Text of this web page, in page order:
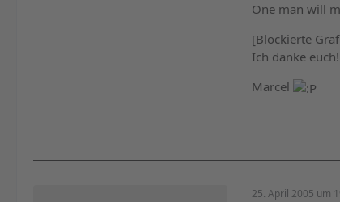
One man will
[Blockierte
Ich danke
Marcel
25. April 2005 um